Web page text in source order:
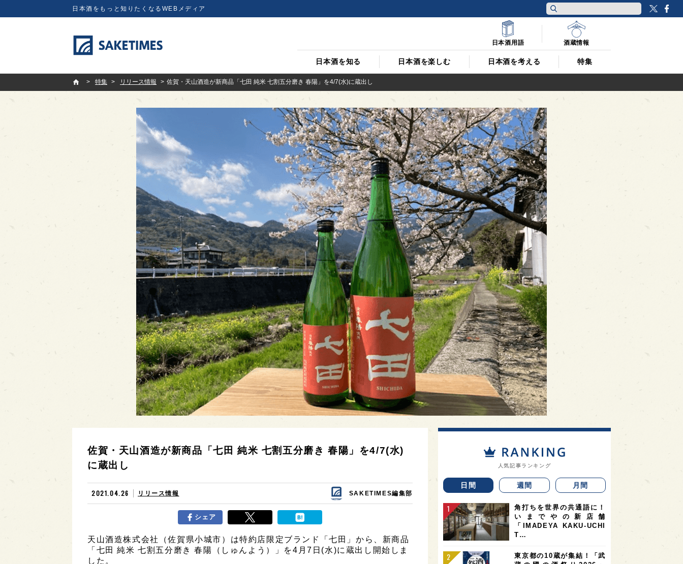
日本酒をもっと知りたくなるWEBメディア
日本酒を知る 日本酒を楽しむ 日本酒を考える 特集
日本酒用語 酒蔵情報
SAKETIMES
特集
リリース情報 佐賀・天山酒造が新商品「七田 純米 七割五分磨き 春陽」を4/7(水)に蔵出し
佐賀・天山酒造が新商品「七田 純米 七割五分磨き 春陽」を4/7(水)
に蔵出し
2021.04.26 リリース情報 SAKETIMES編集部
シェア
天山酒造株式会社（佐賀県小城市）は特約店限定ブランド「七田」から、新商品
「七田 純米 七割五分磨き 春陽（しゅんよう）」を4月7日(水)に蔵出し開始しま
した。
人気記事ランキング
日間 週間 月間
角打ちを世界の共通語に！
いまでやの新店舗
「IMADEYA KAKU-UCHI
T…
東京都の10蔵が集結！「武